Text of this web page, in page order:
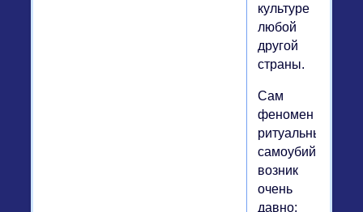
культуре
любой
другой
страны.
Сам
феномен
ритуальных
самоубийств
возник
очень
давно: